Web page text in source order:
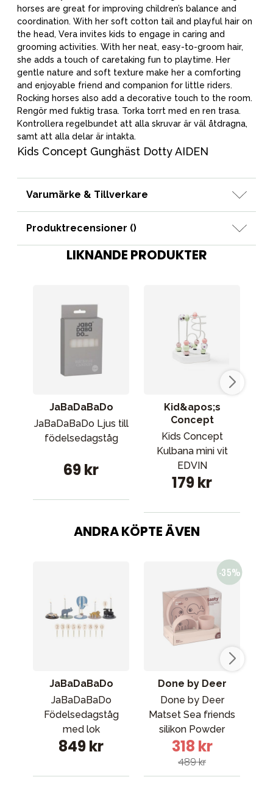
horses are great for improving children’s balance and
coordination. With her soft cotton tail and playful hair on
the head, Vera invites kids to engage in caring and
grooming activities. With her neat, easy-to-groom hair,
she adds a touch of caretaking fun to playtime. Her
gentle nature and soft texture make her a comforting
and enjoyable friend and companion for little riders.
Rocking horses also add a decorative touch to the room.
Rengör med fuktig trasa. Torka torrt med en ren trasa.
Kontrollera regelbundet att alla skruvar är väl åtdragna,
samt att alla delar är intakta.
Kids Concept Gunghäst Dotty AIDEN
Varumärke & Tillverkare
Produktrecensioner ()
LIKNANDE PRODUKTER
JaBaDaBaDo
JaBaDaBaDo Ljus till
födelsedagståg
69 kr
Kid&apos;s
Concept
Kids Concept
Kulbana mini vit
EDVIN
179 kr
ANDRA KÖPTE ÄVEN
JaBaDaBaDo
JaBaDaBaDo
Födelsedagståg
med lok
849 kr
Done by Deer
Done by Deer
Matset Sea friends
silikon Powder
318 kr
489 kr